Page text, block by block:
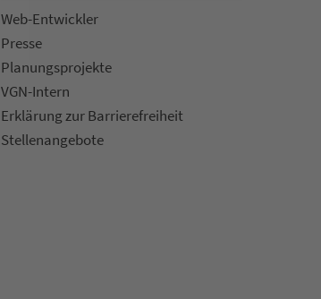
Web-Entwickler
Presse
Pla­nungs­pro­jekte
VGN-Intern
Erklärung zur Bar­ri­e­re­frei­heit
Stellenan­ge­bote